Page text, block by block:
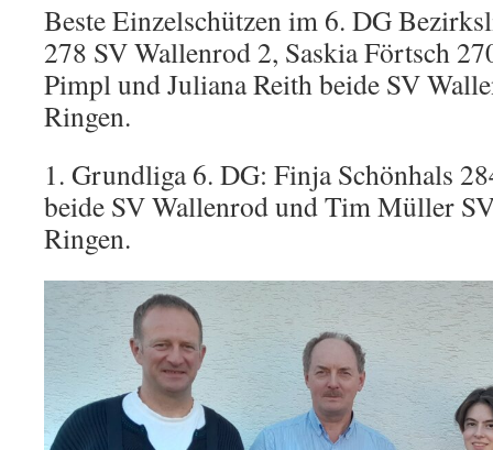
Beste Einzelschützen im 6. DG
278 SV Wallenrod 2, Saskia Förtsch
Pimpl und Juliana Reith beide SV
Ringen.
1. Grundliga 6. DG: Finja Schönhals
beide SV Wallenrod und Tim Müller
Ringen.